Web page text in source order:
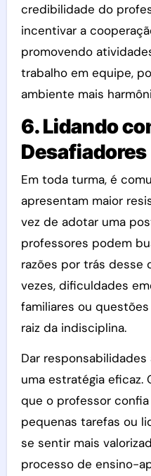
credibilidade do
incentivar a
promovendo
trabalho em equipe,
ambiente mais
6. Lidando
Desafiadores
Em toda turma, é
apresentam maior
vez de adotar uma
professores podem
razões por trás desse
vezes, dificuldades
familiares ou
raiz da indisciplina.
Dar
uma estratégia eficaz.
que o professor
pequenas tarefas ou
se sentir mais
processo de ensino-